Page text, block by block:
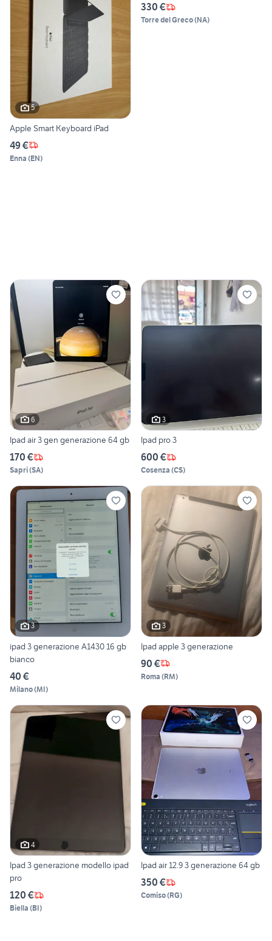
5
Apple Smart Keyboard iPad
49 €
Enna (EN)
330 €
Torre del Greco(NA)
6
Ipad air 3 gen generazione 64 gb
170 €
Sapri(SA)
3
Ipad pro 3
600 €
Cosenza (CS)
3
ipad 3 generazione A1430 16 gb
bianco
40 €
Milano(MI)
3
Ipad apple 3 generazione
90 €
Roma (RM)
4
Ipad 3 generazione modello ipad
pro
120 €
Biella (BI)
Ipad air 12.9 3 generazione 64 gb
350 €
Comiso(RG)